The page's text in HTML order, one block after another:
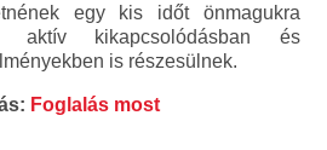
egy kis időt önmagukra
aktív kikapcsolódásban és
is részesülnek.
Foglalás most